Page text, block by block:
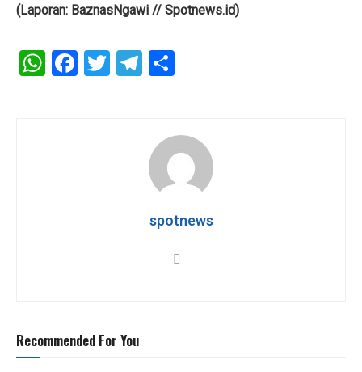
(Laporan: BaznasNgawi // Spotnews.id)
W
h
F
a
T
wi
T
el
gr
a
m
e
spotnews
Recommended For You